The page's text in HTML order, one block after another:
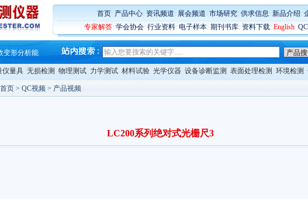
首页: 产品中心: 资讯频道: 展会频道: 市场研究: 供求信息: 新品介绍:
专家解答: 学会协会: 行业资料: 电子样本: 期刊书库: 资料下载: English:
量动脉 – 高
ADR 让内部缺
达成战略合作
升级 ——26
变形分析能
量动脉 – 高
量动脉 – 高
ADR 让内部缺
达成战略合作
仪量具 无损检测 物理测试 力学测试 材料试验 光学仪器 设备诊断监测 表面处理检测 环境检测
首页 > QC视频 > 产品视频
LC200系列绝对式光栅尺3